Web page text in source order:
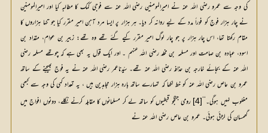
کی وجہ سے عمرو رضی اللہ عنہ نے امیرالمومنین رضی اللہ عنہ سے فوجی کمک کا مطالبہ کیا اور امیرالمومنین
نے چار ہزار فوج کو فوراً مدد کے لیے روانہ کر دیا۔ ہر ہزار پر ایسا مرد آہن امیر مقرر کیا جو تنہا ہزاروں کا
مقام رکھتا تھا، اس چار ہزار پر جو چار لوگ امیر مقرر کیے گئے تھے وہ تھے: زبیر بن عوام، مقداد بن
اسود، عبادہ بن صامت اور مسلمہ بن مخلد رضی اللہ عنہم ۔ اور ایک قول یہ بھی ہے کہ چوتھے مسلمہ رضی
اللہ عنہ کے بجائے خارجہ بن حذافہ رضی اللہ عنہ تھے۔ سیّدناعمر رضی اللہ عنہ نے یہ فوج بھیجنے کے ساتھ
عمرو بن عاص رضی اللہ عنہ کو خط لکھا کہ تمہارے ساتھ بارہ ہزار مجاہدین ہیں ، یہ تعداد کمی کی وجہ سے کبھی
مغلوب نہیں ہوگی۔‘‘[4]
گھمسان کی لڑائی ہوئی۔ عمرو بن عاص رضی اللہ عنہ نے